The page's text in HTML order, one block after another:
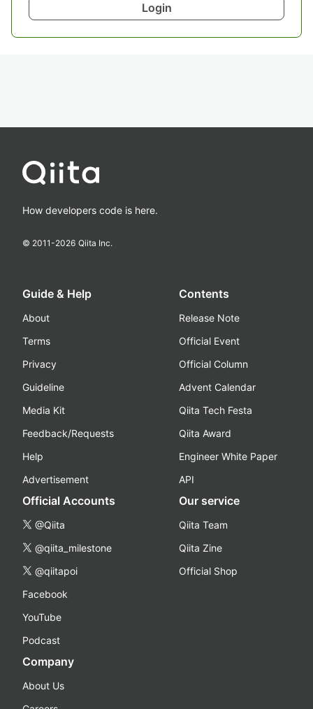
Login
How developers code is here.
© 2011-2026 Qiita Inc.
Guide & Help
About
Terms
Privacy
Guideline
Media Kit
Feedback/Requests
Help
Advertisement
Contents
Release Note
Official Event
Official Column
Advent Calendar
Qiita Tech Festa
Qiita Award
Engineer White Paper
API
Official Accounts
@Qiita
@qiita_milestone
@qiitapoi
Facebook
YouTube
Podcast
Our service
Qiita Team
Qiita Zine
Official Shop
Company
About Us